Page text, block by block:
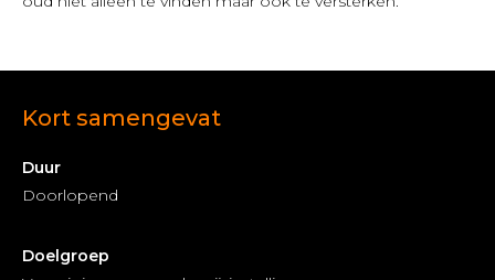
Kort samengevat
Duur
Doorlopend
Doelgroep